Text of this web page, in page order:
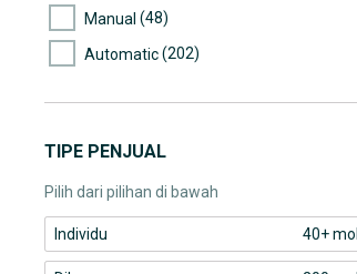
115.000-120.000(11)
120.000-125.000
135.000-140.000
140.000-145.000(6)
Manual (48)
Automatic(202)
TIPE PENJUAL
Pilih dari pilihan di bawah
Individu 40+